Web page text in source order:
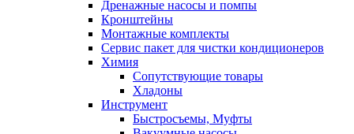
Дренажные насосы и помпы
Кронштейны
Монтажные комплекты
Сервис пакет для чистки кондиционеров
Химия
Сопутствующие товары
Хладоны
Инструмент
Быстросъемы, Муфты